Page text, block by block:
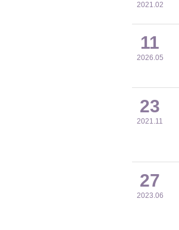
2021.02
11
2026.05
23
2021.11
27
2023.06